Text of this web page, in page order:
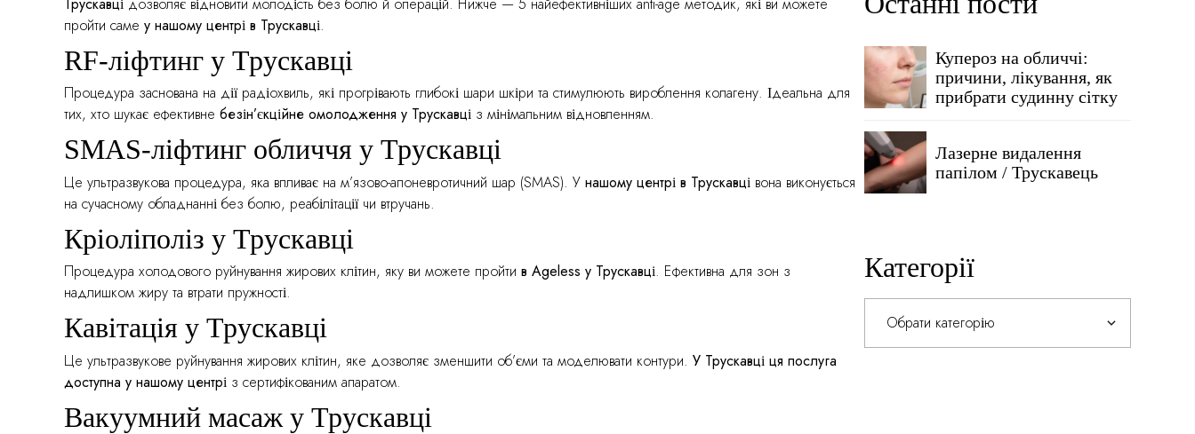
пройти саме у нашому центрі в Трускавці.
RF-ліфтинг у Трускавці
Процедура заснована на дії радіохвиль, які прогрівають глибокі шари шкіри та стимулюють вироблення колагену. Ідеальна для
тих, хто шукає ефективне безін’єкційне омолодження у Трускавці з мінімальним відновленням.
SMAS-ліфтинг обличчя у Трускавці
Це ультразвукова процедура, яка впливає на м’язово-апоневротичний шар (SMAS). У нашому центрі в Трускавці вона виконується
на сучасному обладнанні без болю, реабілітації чи втручань.
Кріоліполіз у Трускавці
Процедура холодового руйнування жирових клітин, яку ви можете пройти в Ageless у Трускавці. Ефективна для зон з
надлишком жиру та втрати пружності.
Кавітація у Трускавці
Це ультразвукове руйнування жирових клітин, яке дозволяє зменшити об’єми та моделювати контури. У Трускавці ця послуга
доступна у нашому центрі з сертифікованим апаратом.
Вакуумний масаж у Трускавці
Купероз на обличчі:
причини, лікування, як
прибрати судинну сітку
Лазерне видалення
папілом / Трускавець
Категорії